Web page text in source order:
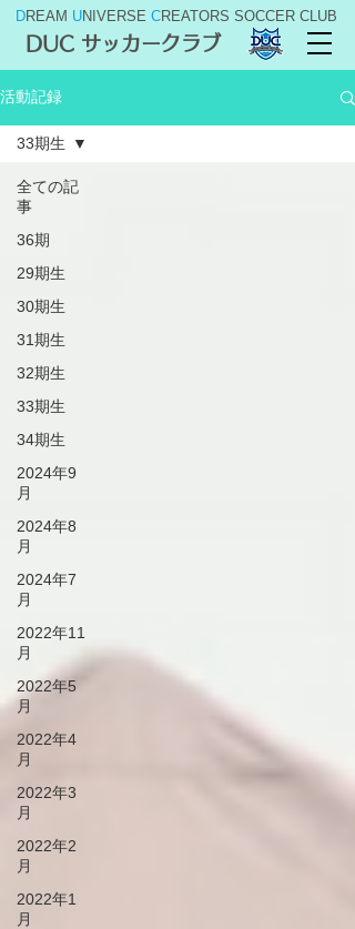
DREAM UNIVERSE CREATORS SOCCER CLUB
DUC サッカークラブ
活動記録
全ての記
事
36期
29期生
30期生
31期生
32期生
33期生
34期生
2024年9
月
2024年8
月
2024年7
月
2022年11
月
2022年5
月
2022年4
月
2022年3
月
2022年2
月
2022年1
月
33期生